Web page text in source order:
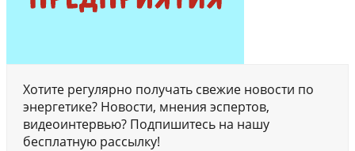
Хотите регулярно получать свежие новости по
энергетике? Новости, мнения эспертов,
видеоинтервью? Подпишитесь на нашу
бесплатную рассылку!